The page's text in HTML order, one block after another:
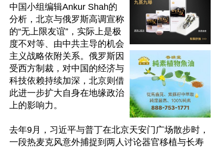
中国小组编辑Ankur Shah的
分析，北京与俄罗斯高调宣称
的“无上限友谊”，实际上是极
度不对等、由中共主导的机会
主义战略依附关系。俄罗斯因
受西方制裁，对中国的经济与
科技依赖持续加深，北京则借
此进一步扩大自身在地缘政治
上的影响力。
去年9月，习近平与普丁在北京天安门广场散步时，
一段热麦克风意外捕捉到两人讨论器官移植与长寿